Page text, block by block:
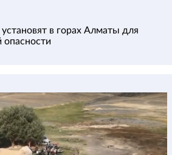
в горах Алматы для
опасности